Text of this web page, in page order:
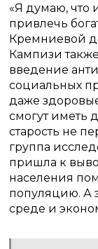
«Я думаю, что
привлечь
Кремниевой
Кампизи
введение
социальных
даже
смогут иметь
старость не
группа
пришла к
населения
популяцию.А
среде и